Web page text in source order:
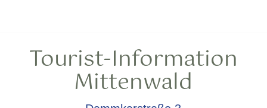
Tourist-Information
Mittenwald